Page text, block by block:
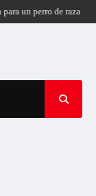
un perro de raza